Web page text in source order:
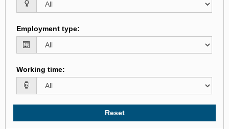
Employment type:
Working time:
Reset